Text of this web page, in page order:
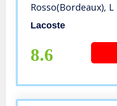
Rosso(Bordeaux), L
Lacoste
8.6